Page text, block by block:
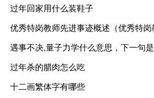
过年回家用什么装鞋子
优秀特岗教师先进事迹概述（优秀特岗
遇事不决,量子力学什么意思，下一句
过年杀的腊肉怎么吃
十二画繁体字有哪些